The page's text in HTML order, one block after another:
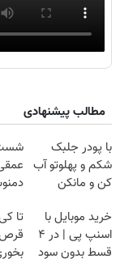
مطالب پیشنهادی
با پودر جلبک
شکم و پهلوتو آب
کن و مانکن
امشب)
خرید موبایل با
اسنپ پی | در ۴
قسط بدون سود
تا
قرص